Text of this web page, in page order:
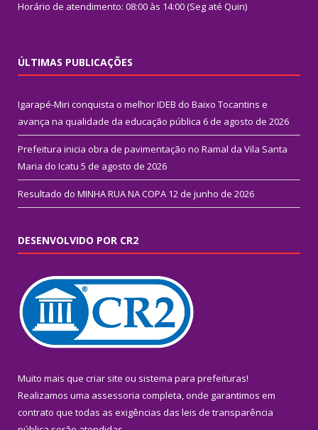
Horário de atendimento: 08:00 às 14:00 (Seg até Quin)
ÚLTIMAS PUBLICAÇÕES
Igarapé-Miri conquista o melhor IDEB do Baixo Tocantins e
avança na qualidade da educação pública 6 de agosto de 2026
Prefeitura inicia obra de pavimentação no Ramal da Vila Santa
Maria do Icatu 5 de agosto de 2026
Resultado do MINHA RUA NA COPA 12 de junho de 2026
DESENVOLVIDO POR CR2
Muito mais que criar site ou sistema para prefeituras!
Realizamos uma assessoria completa, onde garantimos em
contrato que todas as exigências das leis de transparência